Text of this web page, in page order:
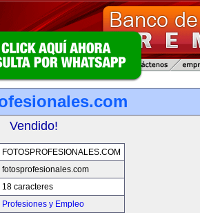
Vendido!
FOTOSPROFESIONALES.COM
fotosprofesionales.com
18 caracteres
Profesiones y Empleo